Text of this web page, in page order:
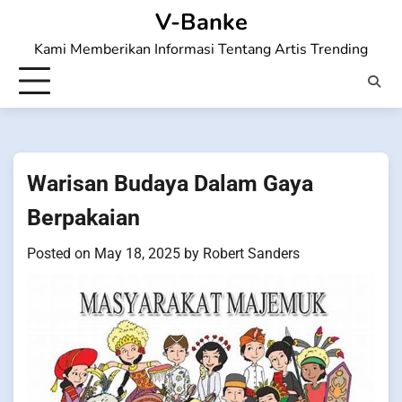
content
V-Banke
Kami Memberikan Informasi Tentang Artis Trending
Warisan Budaya Dalam Gaya
Berpakaian
Posted on May 18, 2025 by Robert Sanders